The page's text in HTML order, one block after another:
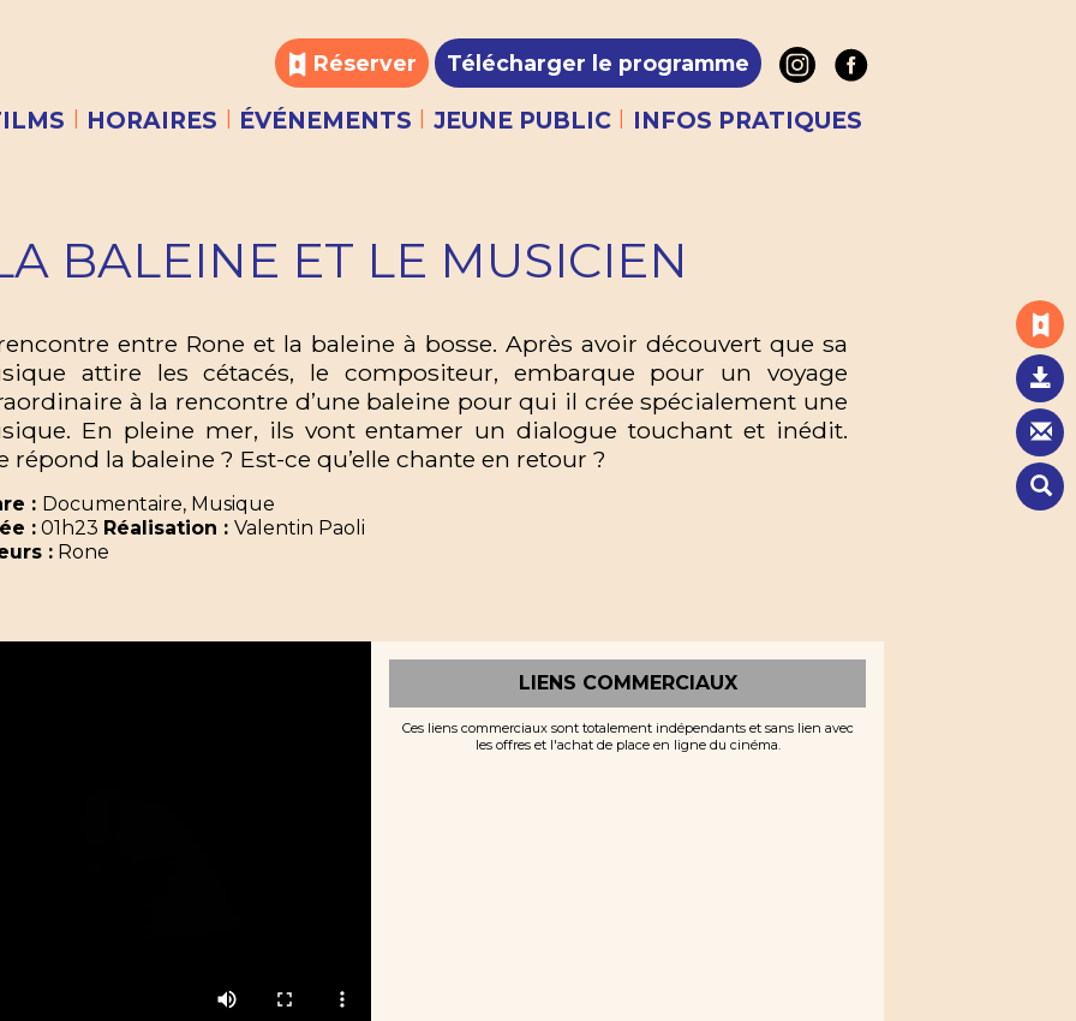
Réserver Télécharger le programme
| HORAIRES | ÉVÉNEMENTS | JEUNE PUBLIC | INFOS PRATIQUES
BALEINE ET LE MUSICIEN
entre Rone et la baleine à bosse. Après avoir découvert que sa
attire les cétacés, le compositeur, embarque pour un voyage
à la rencontre d’une baleine pour qui il crée spécialement une
En pleine mer, ils vont entamer un dialogue touchant et inédit.
répond la baleine ? Est-ce qu’elle chante en retour ?
: Documentaire, Musique
: 01h23 Réalisation : Valentin Paoli
: Rone
LIENS COMMERCIAUX
Ces liens commerciaux sont totalement indépendants et sans lien avec
les offres et l'achat de place en ligne du cinéma.